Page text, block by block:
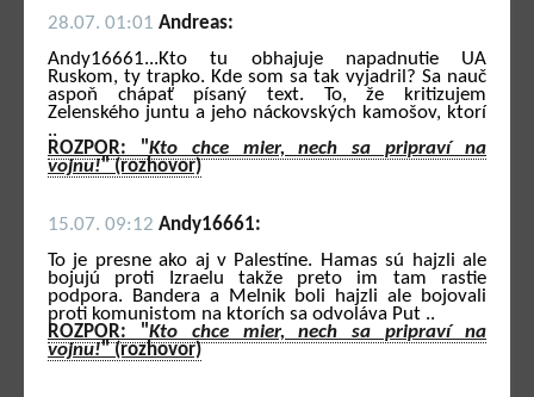
28.07. 01:01 Andreas:
Andy16661...Kto tu obhajuje napadnutie UA
Ruskom, ty trapko. Kde som sa tak vyjadril? Sa nauč
aspoň chápať písaný text. To, že kritizujem
Zelenského juntu a jeho náckovských kamošov, ktorí
..
ROZPOR: "Kto chce mier, nech sa pripraví na
vojnu!" (rozhovor)
15.07. 09:12 Andy16661:
To je presne ako aj v Palestíne. Hamas sú hajzli ale
bojujú proti Izraelu takže preto im tam rastie
podpora. Bandera a Melnik boli hajzli ale bojovali
proti komunistom na ktorích sa odvoláva Put ..
ROZPOR: "Kto chce mier, nech sa pripraví na
vojnu!" (rozhovor)